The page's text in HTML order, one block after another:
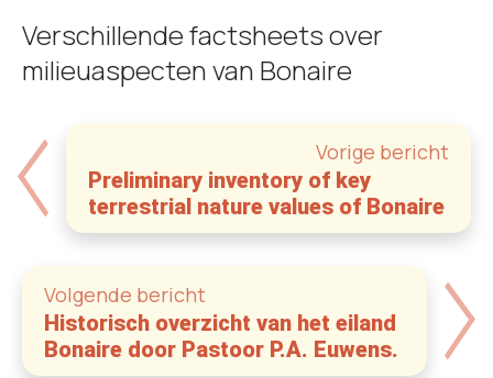
Verschillende factsheets over
milieuaspecten van Bonaire
Vorige bericht
Preliminary inventory of key
terrestrial nature values of Bonaire
Volgende bericht
Historisch overzicht van het eiland
Bonaire door Pastoor P.A. Euwens.